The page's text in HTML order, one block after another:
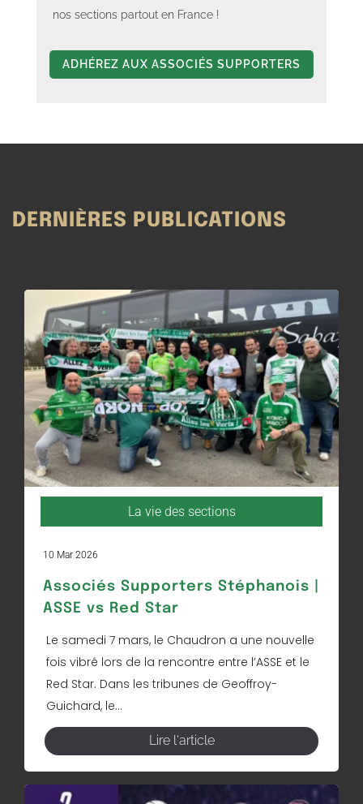
nos sections partout en France !
ADHÉREZ AUX ASSOCIÉS SUPPORTERS
DERNIÈRES PUBLICATIONS
La vie des sections
10 Mar 2026
Associés Supporters Stéphanois |
ASSE vs Red Star
Le samedi 7 mars, le Chaudron a une nouvelle
fois vibré lors de la rencontre entre l’ASSE et le
Red Star. Dans les tribunes de Geoffroy-
Guichard, le...
Lire l'article